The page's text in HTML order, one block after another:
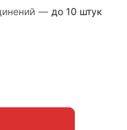
— до 10 штук